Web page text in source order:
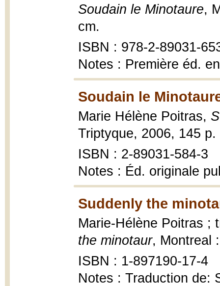
Soudain le Minotaure,
cm.
ISBN : 978-2-89031-
Notes : Première éd.
Soudain le
Marie Hélène Poitras,
Triptyque, 2006, 145
ISBN : 2-89031-584-3
Notes : Éd. originale
Suddenly the
Marie-Hélène Poitras ;
the minotaur, Montreal
ISBN : 1-897190-17-4
Notes : Traduction de: